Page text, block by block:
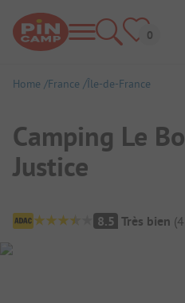
Home France Île-de-France
Camping Le
Justice
Aperçu du camping
8.5 Très bien (4